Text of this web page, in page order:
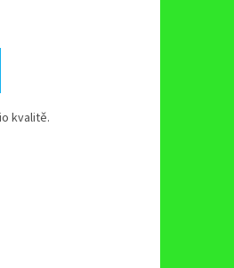
kvalitě.